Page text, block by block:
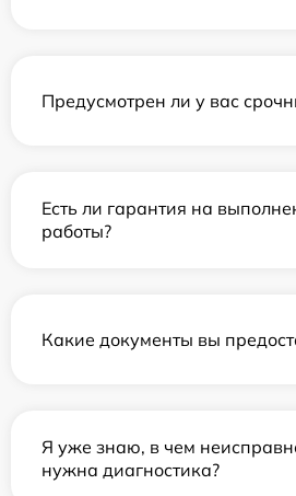
Предусмотрен ли у вас
Есть ли гарантия на
работы?
Какие документы вы
Я уже знаю, в чем
нужна диагностика?